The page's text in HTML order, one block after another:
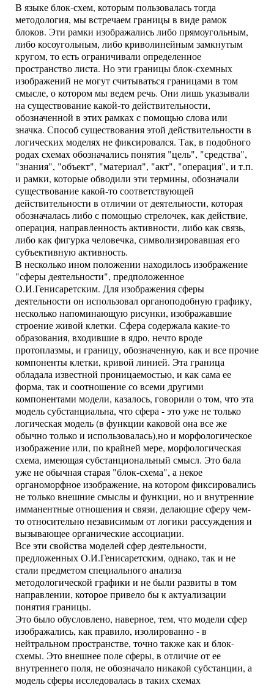
В языке блок-схем, которым пользовалась тогда
методология, мы встречаем границы в виде рамок
блоков. Эти рамки изображались либо прямоугольным,
либо косоугольным, либо криволинейным замкнутым
кругом, то есть ограничивали определенное
пространство листа. Но эти границы блок-схемных
изображений не могут считываться границами в том
смысле, о котором мы ведем речь. Они лишь указывали
на существование какой-то действительности,
обозначенной в этих рамках с помощью слова или
значка. Способ существования этой действительности в
логических моделях не фиксировался. Так, в подобного
родах схемах обозначались понятия "цель", "средства",
"знания", "объект", "материал", "акт", "операция", и т.п.
и рамки, которые обводили эти термины, обозначали
существование какой-то соответствующей
действительности в отличии от деятельности, которая
обозначалась либо с помощью стрелочек, как действие,
операция, направленность активности, либо как связь,
либо как фигурка человечка, символизировавшая его
субъективную активность.
В несколько ином положении находилось изображение
"сферы деятельности", предположенное
О.И.Генисаретским. Для изображения сферы
деятельности он использовал органоподобную графику,
несколько напоминающую рисунки, изображавшие
строение живой клетки. Сфера содержала какие-то
образования, входившие в ядро, нечто вроде
протоплазмы, и границу, обозначенную, как и все прочие
компоненты клетки, кривой линией. Эта граница
обладала известной проницаемостью, и как сама ее
форма, так и соотношение со всеми другими
компонентами модели, казалось, говорили о том, что эта
модель субстанциальна, что сфера - это уже не только
логическая модель (в функции каковой она все же
обычно только и использовалась),но и морфологическое
изображение или, по крайней мере, морфологическая
схема, имеющая субстанциональный смысл. Это бала
уже не обычная старая "блок-схема", а некое
органоморфное изображение, на котором фиксировались
не только внешние смыслы и функции, но и внутренние
имманентные отношения и связи, делающие сферу чем-
то относительно независимым от логики рассуждения и
вызывающее органические ассоциации.
Все эти свойства моделей сфер деятельности,
предложенных О.И.Генисаретским, однако, так и не
стали предметом специального анализа
методологической графики и не были развиты в том
направлении, которое привело бы к актуализации
понятия границы.
Это было обусловлено, наверное, тем, что модели сфер
изображались, как правило, изолированно - в
нейтральном пространстве, точно также как и блок-
схемы. Это внешнее поле сферы, в отличие от ее
внутреннего поля, не обозначало никакой субстанции, а
модель сферы исследовалась в таких схемах